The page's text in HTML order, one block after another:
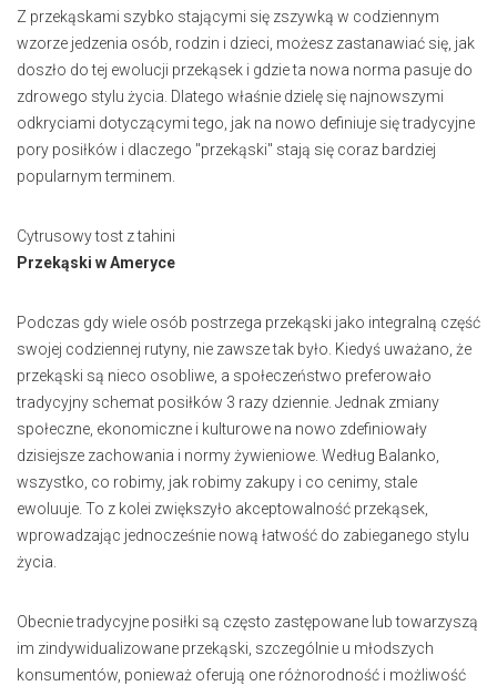
Z przekąskami szybko stającymi się zszywką w codziennym
wzorze jedzenia osób, rodzin i dzieci, możesz zastanawiać się, jak
doszło do tej ewolucji przekąsek i gdzie ta nowa norma pasuje do
zdrowego stylu życia. Dlatego właśnie dzielę się najnowszymi
odkryciami dotyczącymi tego, jak na nowo definiuje się tradycyjne
pory posiłków i dlaczego "przekąski" stają się coraz bardziej
popularnym terminem.
Cytrusowy tost z tahini
Przekąski w Ameryce
Podczas gdy wiele osób postrzega przekąski jako integralną część
swojej codziennej rutyny, nie zawsze tak było. Kiedyś uważano, że
przekąski są nieco osobliwe, a społeczeństwo preferowało
tradycyjny schemat posiłków 3 razy dziennie. Jednak zmiany
społeczne, ekonomiczne i kulturowe na nowo zdefiniowały
dzisiejsze zachowania i normy żywieniowe. Według Balanko,
wszystko, co robimy, jak robimy zakupy i co cenimy, stale
ewoluuje. To z kolei zwiększyło akceptowalność przekąsek,
wprowadzając jednocześnie nową łatwość do zabieganego stylu
życia.
Obecnie tradycyjne posiłki są często zastępowane lub towarzyszą
im zindywidualizowane przekąski, szczególnie u młodszych
konsumentów, ponieważ oferują one różnorodność i możliwość